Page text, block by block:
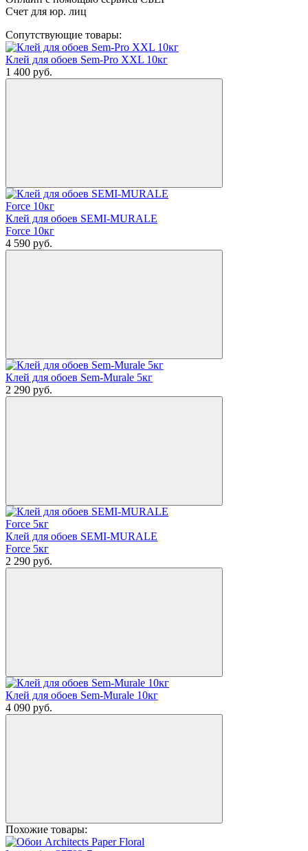
Счет для юр. лиц
Сопутствующие товары:
Клей для обоев Sem-Pro XXL 10кг
1 400 руб.
Клей для обоев SEMI-MURALE
Force 10кг
4 590 руб.
Клей для обоев Sem-Murale 5кг
2 290 руб.
Клей для обоев SEMI-MURALE
Force 5кг
2 290 руб.
Клей для обоев Sem-Murale 10кг
4 090 руб.
Похожие товары: